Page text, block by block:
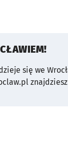
się we
znajdziesz